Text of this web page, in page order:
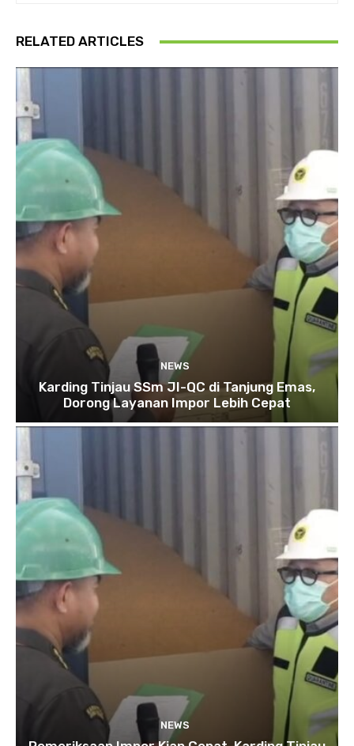
RELATED ARTICLES
NEWS
Karding Tinjau SSm JI-QC di Tanjung Emas,
Dorong Layanan Impor Lebih Cepat
NEWS